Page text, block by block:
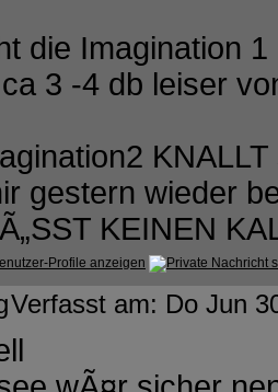
die Imagination
3 -4 db leiser
gestern wieder
KEINEN
Verfasst am: Do Jun